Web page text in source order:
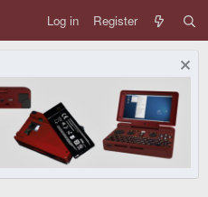
Log in Register